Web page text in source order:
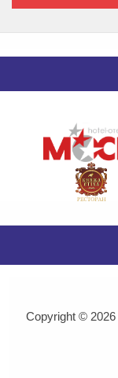
Copyright © 2026